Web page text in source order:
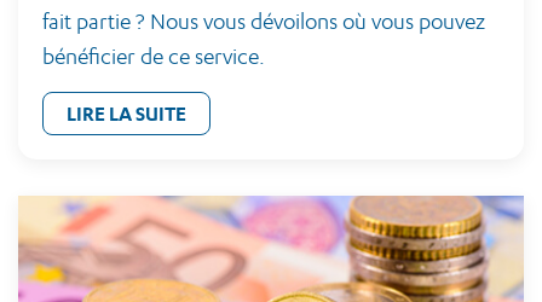
fait partie ? Nous vous dévoilons où vous pouvez
bénéficier de ce service.
LIRE LA SUITE